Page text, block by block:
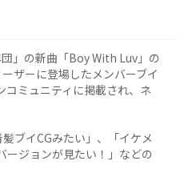
」の新曲「Boy With Luv」の
ザーに登場したメンバーブイ
ミュニティに掲載され、ネ
ブイCGみたい」、「イケメ
ージョンが見たい！」などの